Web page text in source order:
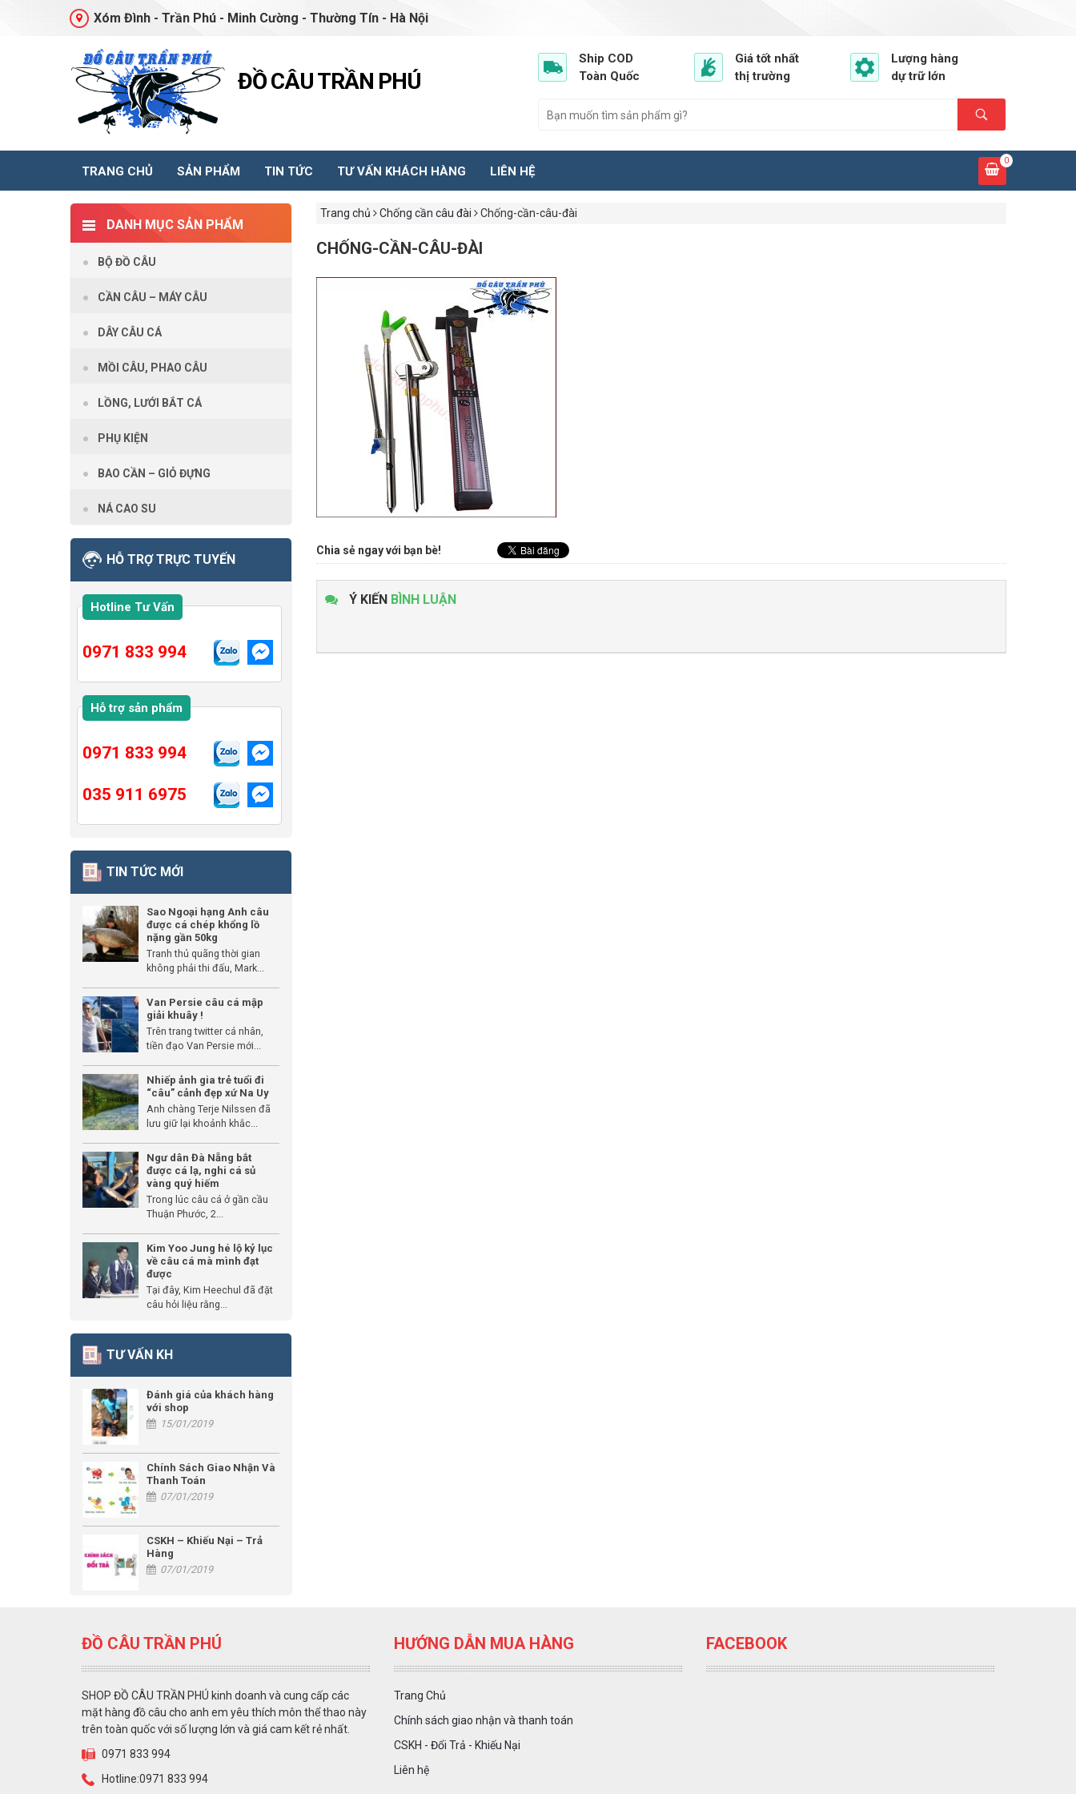
Xóm Đình - Trần Phú - Minh Cường - Thường Tín - Hà Nội
ĐỒ CÂU TRẦN PHÚ
Ship COD
Toàn Quốc
Giá tốt nhất
thị trường
Lượng hàng
dự trữ lớn
TRANG CHỦ SẢN PHẨM TIN TỨC TƯ VẤN KHÁCH HÀNG LIÊN HỆ
0
Trang chủ Chống cần câu đài Chống-cần-câu-đài
CHỐNG-CẦN-CÂU-ĐÀI
Chia sẻ ngay với bạn bè!
Ý KIẾN BÌNH LUẬN
DANH MỤC SẢN PHẨM
BỘ ĐỒ CÂU
CẦN CÂU – MÁY CÂU
DÂY CÂU CÁ
MỒI CÂU, PHAO CÂU
LỒNG, LƯỚI BẮT CÁ
PHỤ KIỆN
BAO CẦN – GIỎ ĐỰNG
NÁ CAO SU
HỖ TRỢ TRỰC TUYẾN
Hotline Tư Vấn
0971 833 994
Hỗ trợ sản phẩm
0971 833 994
035 911 6975
TIN TỨC MỚI
Sao Ngoại hạng Anh câu
được cá chép khổng lồ
nặng gần 50kg
Tranh thủ quãng thời gian
không phải thi đấu, Mark...
Van Persie câu cá mập
giải khuây !
Trên trang twitter cá nhân,
tiền đạo Van Persie mới...
Nhiếp ảnh gia trẻ tuổi đi
“câu” cảnh đẹp xứ Na Uy
Anh chàng Terje Nilssen đã
lưu giữ lại khoảnh khắc...
Ngư dân Đà Nẵng bắt
được cá lạ, nghi cá sủ
vàng quý hiếm
Trong lúc câu cá ở gần cầu
Thuận Phước, 2...
Kim Yoo Jung hé lộ kỷ lục
về câu cá mà mình đạt
được
Tại đây, Kim Heechul đã đặt
câu hỏi liệu rằng...
TƯ VẤN KH
Đánh giá của khách hàng
với shop
15/01/2019
Chính Sách Giao Nhận Và
Thanh Toán
07/01/2019
CSKH – Khiếu Nại – Trả
Hàng
07/01/2019
ĐỒ CÂU TRẦN PHÚ
SHOP ĐỒ CÂU TRẦN PHÚ kinh doanh và cung cấp các
mặt hàng đồ câu cho anh em yêu thích môn thể thao này
trên toàn quốc với số lượng lớn và giá cam kết rẻ nhất.
0971 833 994
Hotline:0971 833 994
HƯỚNG DẪN MUA HÀNG
Trang Chủ
Chính sách giao nhận và thanh toán
CSKH - Đổi Trả - Khiếu Nại
Liên hệ
FACEBOOK